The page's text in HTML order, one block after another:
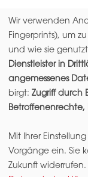
COPYRIGHT © 2026
Wir verwenden
Fingerprints), um
und wie sie
Dienstleister in
angemessenes
birgt: Zugriff durch
Betroffenenrechte,
Mit Ihrer
Vorgänge ein. Sie
Zukunft